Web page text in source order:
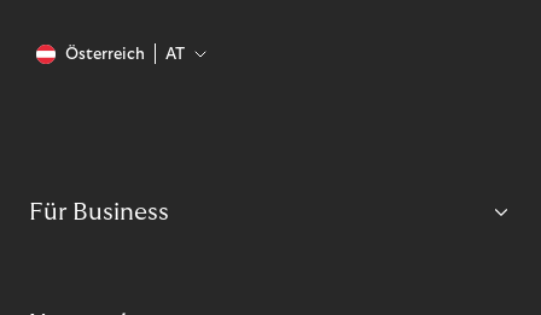
Österreich AT
Für Business